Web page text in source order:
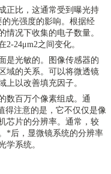
正比，这通常受到曝光持
光强度的影响。根据经
情况下收集的电子数量。
2-24μm2之间变化。
是光敏的。图像传感器的
域的关系。可以将微透镜
上以改善填充因子。
数百万个像素组成。通
得注意的是，它不仅仅是像
芯片的分辨率。通常，较
*后，显微镜系统的分辨率
学系统。